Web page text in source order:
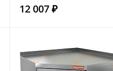
12 007 ₽